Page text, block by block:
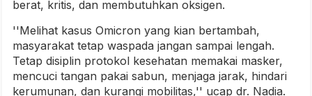
berat, kritis, dan membutuhkan oksigen.
''Melihat kasus Omicron yang kian bertambah,
masyarakat tetap waspada jangan sampai lengah.
Tetap disiplin protokol kesehatan memakai masker,
mencuci tangan pakai sabun, menjaga jarak, hindari
kerumunan, dan kurangi mobilitas,'' ucap dr. Nadia.